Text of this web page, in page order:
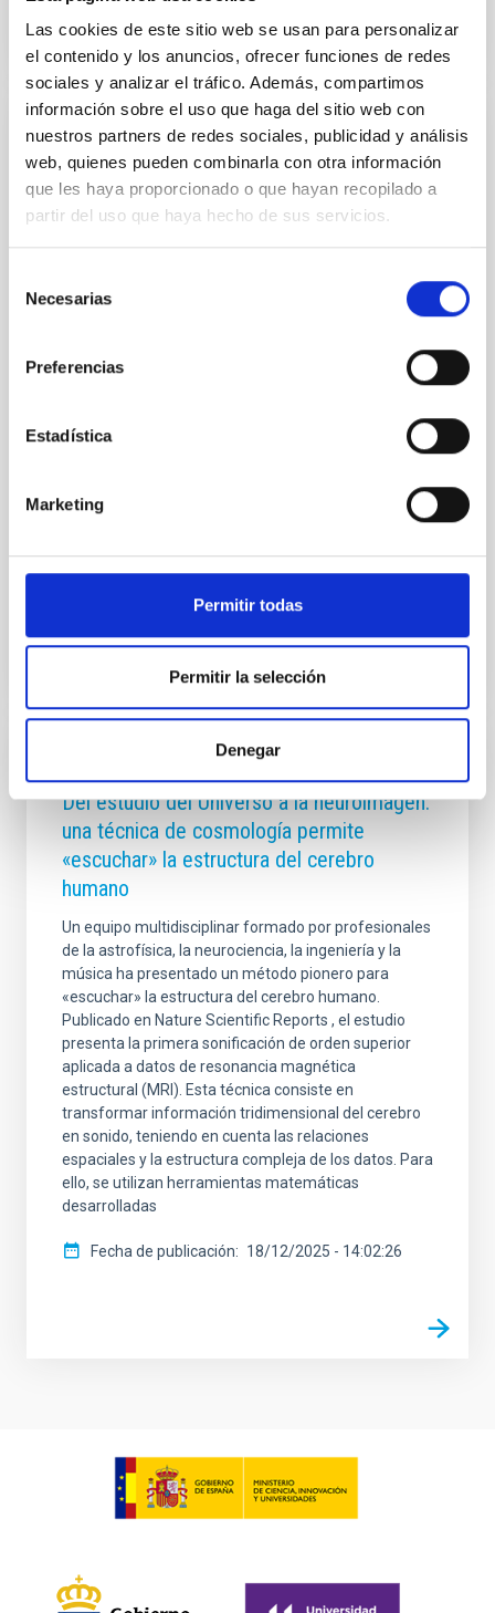
Las cookies de este sitio web se usan para personalizar
el contenido y los anuncios, ofrecer funciones de redes
sociales y analizar el tráfico. Además, compartimos
información sobre el uso que haga del sitio web con
nuestros partners de redes sociales, publicidad y análisis
web, quienes pueden combinarla con otra información
que les haya proporcionado o que hayan recopilado a
partir del uso que haya hecho de sus servicios.
Necesarias
Preferencias
Estadística
Marketing
Permitir todas
Permitir la selección
Denegar
NOTA DE PRENSA
El IAC organiza una jornada sobre las
oportunidades del ERC en Horizonte
este martes en el Museo de la Ciencia y el Cosmos de
European Research Council (ERC) dentro del
investigación y la innovación de la Unión Europea. El
Investigación Ref:GPE2025-001690-P), reunió a
personal investigador del IAC y de otras entidades del
Del estudio del Universo a la neuroimagen:
una técnica de cosmología permite
«escuchar» la estructura del cerebro
humano
Un equipo multidisciplinar formado por profesionales
de la astrofísica, la neurociencia, la ingeniería y la
música ha presentado un método pionero para
«escuchar» la estructura del cerebro humano.
Publicado en Nature Scientific Reports , el estudio
presenta la primera sonificación de orden superior
aplicada a datos de resonancia magnética
estructural (MRI). Esta técnica consiste en
transformar información tridimensional del cerebro
en sonido, teniendo en cuenta las relaciones
espaciales y la estructura compleja de los datos. Para
ello, se utilizan herramientas matemáticas
desarrolladas
Fecha de publicación 18/12/2025 - 14:02:26